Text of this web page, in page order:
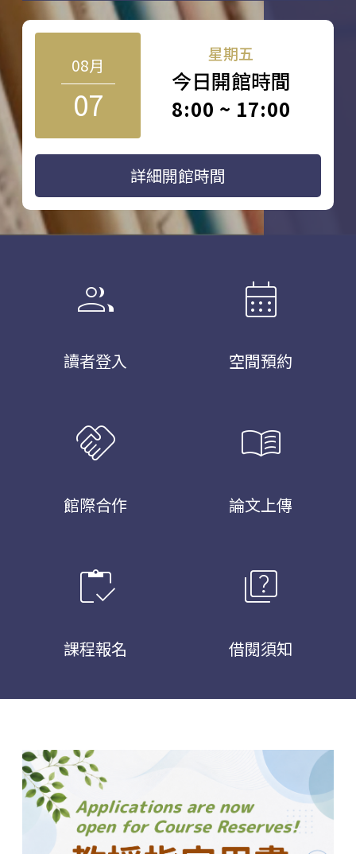
08月
07
星期五
今日開館時間
8:00 ~ 17:00
詳細開館時間
group
讀者登入
calendar_month
空間預約
handshake
館際合作
menu_book
論文上傳
inventory
課程報名
quiz
借閱須知